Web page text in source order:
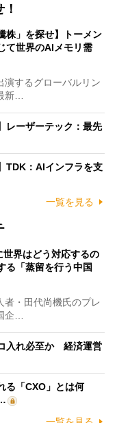
株」を探せ】トーメン
て世界のAIメモリ需
するグローバルリン
新…
レーザーテック：最先
TDK：AIインフラを支
一覧を見る
界はどう対応するの
「蒸留を行う中国
・田代尚機氏のプレ
企…
入れ必至か 経済運営
る「CXO」とは何